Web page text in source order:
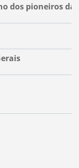
dos pioneiros da